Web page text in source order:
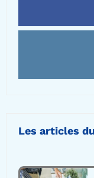
Les articles